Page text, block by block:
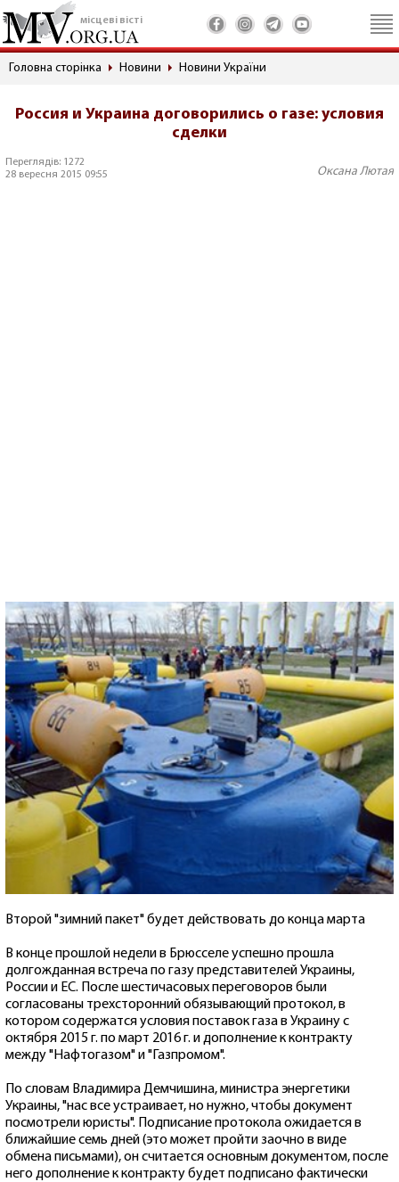
місцеві вісті
Головна сторінка Новини Новини України
Россия и Украина договорились о газе: условия
сделки
Переглядів: 1272
28 вересня 2015 09:55
Оксана Лютая
Второй "зимний пакет" будет действовать до конца марта
В конце прошлой недели в Брюсселе успешно прошла
долгожданная встреча по газу представителей Украины,
России и ЕС. После шестичасовых переговоров были
согласованы трехсторонний обязывающий протокол, в
котором содержатся условия поставок газа в Украину с
октября 2015 г. по март 2016 г. и дополнение к контракту
между "Нафтогазом" и "Газпромом".
По словам Владимира Демчишина, министра энергетики
Украины, "нас все устраивает, но нужно, чтобы документ
посмотрели юристы". Подписание протокола ожидается в
ближайшие семь дней (это может пройти заочно в виде
обмена письмами), он считается основным документом, после
него дополнение к контракту будет подписано фактически